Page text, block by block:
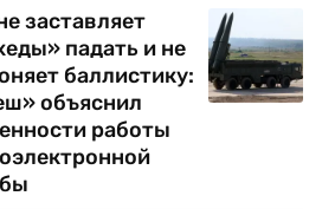
заставляет
падать и не
баллистику:
объяснил
работы